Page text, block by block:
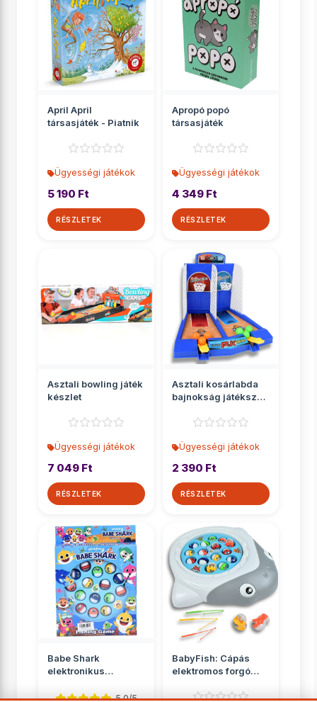
April April
társasjáték - Piatnik
Ügyességi játékok
5 190 Ft
RÉSZLETEK
Apropó popó
társasjáték
Ügyességi játékok
4 349 Ft
RÉSZLETEK
Asztali bowling játék
készlet
Ügyességi játékok
7 049 Ft
RÉSZLETEK
Asztali kosárlabda
bajnokság játékszett
Ügyességi játékok
2 390 Ft
RÉSZLETEK
Babe Shark
elektronikus
5.0/5
BabyFish: Cápás
elektromos forgó
hanggal